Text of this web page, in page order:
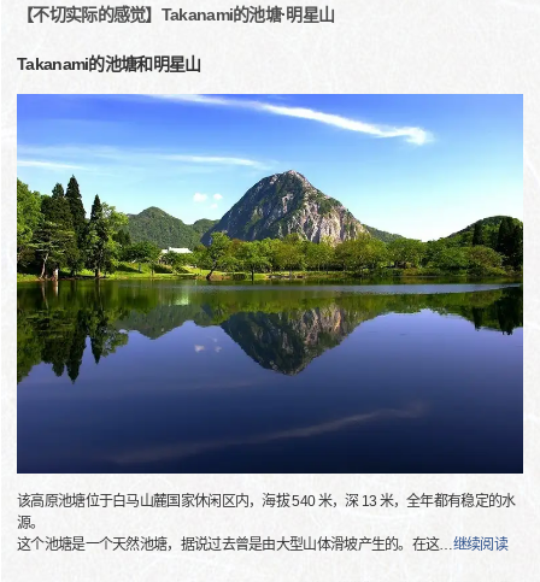
【不切实际的感觉】Takanami的池塘·明星山
Takanami的池塘和明星山
该高原池塘位于白马山麓国家休闲区内，海拔 540 米，深 13 米，全年都有稳定的水
源。
这个池塘是一个天然池塘，据说过去曾是由大型山体滑坡产生的。在这…继续阅读